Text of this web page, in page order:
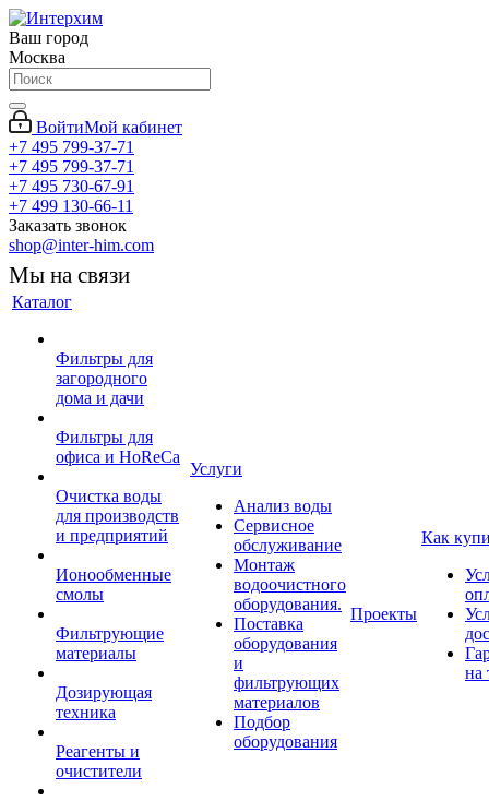
Ваш город
Москва
ВойтиМой кабинет
+7 495 799-37-71
+7 495 799-37-71
+7 495 730-67-91
+7 499 130-66-11
Заказать звонок
shop@inter-him.com
Мы на связи
Каталог
Фильтры для
загородного
дома и дачи
Фильтры для
офиса и HoReCa
Очистка воды
для производств
и предприятий
Ионообменные
смолы
Фильтрующие
материалы
Дозирующая
техника
Реагенты и
очистители
Услуги
Анализ воды
Сервисное
обслуживание
Монтаж
водоочистного
оборудования.
Поставка
оборудования
и
фильтрующих
материалов
Подбор
оборудования
Проекты
Как
на